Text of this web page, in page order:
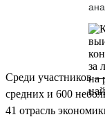
Среди участников
средних и 600
41 отрасль